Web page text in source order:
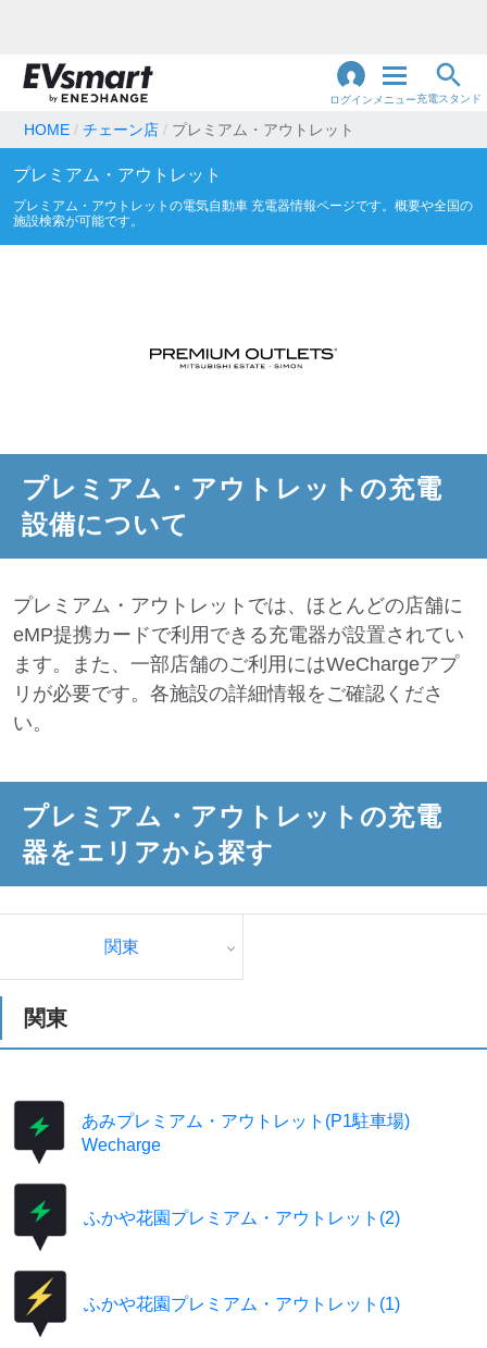
ログイン メニュー充電スタンド
る
地名・観光スポット・住所
高速道路上のみ表示
24時間営業のみ表示
EV充電エネチェンジ e-Mobility Power
ディーラー
三菱ディーラーを表示
日産ディーラーを表示
トヨタディーラーを表
充電器の出力
車種
検索する
HOME チェーン店 プレミアム・アウトレット
プレミアム・アウトレット
プレミアム・アウトレット の電気自動車 充電器情報ページです。概要や全国の
施設検索が可能です。
プレミアム・アウトレット の充電
設備について
プレミアム・アウトレットでは、ほとんどの店舗に
eMP提携カードで利用できる充電器が設置されてい
ます。また、一部店舗のご利用にはWeChargeアプ
リが必要です。各施設の詳細情報をご確認くださ
い。
プレミアム・アウトレット の充電
器をエリアから探す
関東
関東
あみプレミアム・アウトレット(P1駐車場)
Wecharge
ふかや花園プレミアム・アウトレット(2)
ふかや花園プレミアム・アウトレット(1)